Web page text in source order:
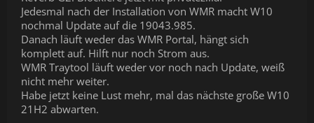
Jedesmal nach der Installation von WMR macht W10
nochmal Update auf die 19043.985.
Danach läuft weder das WMR Portal, hängt sich
komplett auf. Hilft nur noch Strom aus.
WMR Traytool läuft weder vor noch nach Update, weiß
nicht mehr weiter.
Habe jetzt keine Lust mehr, mal das nächste große W10
21H2 abwarten.